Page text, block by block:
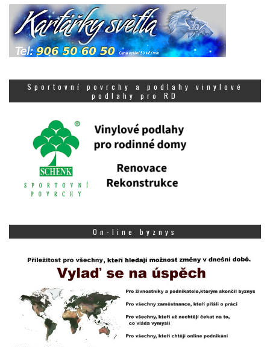
Sportovní povrchy a podlahy vinylové
podlahy pro RD
On-line byznys